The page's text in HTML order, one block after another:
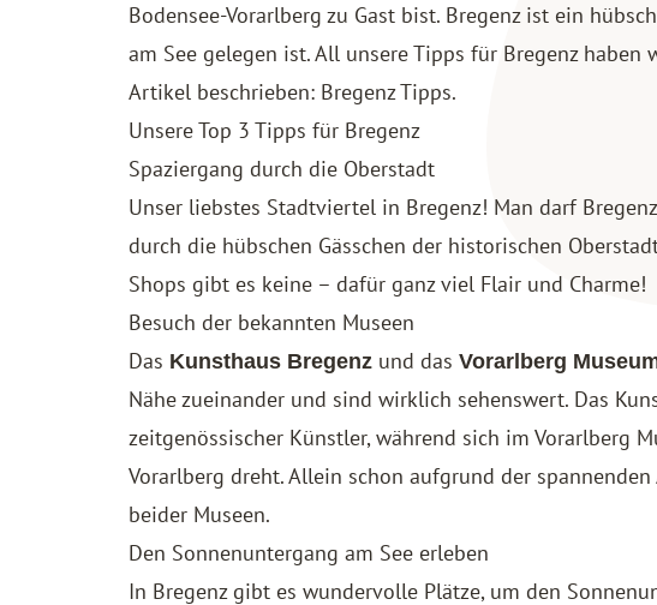
Bodensee-Vorarlberg zu Gast bist. Bregenz ist ein
am See gelegen ist. All unsere Tipps für Bregenz
Artikel beschrieben: Bregenz Tipps.
Unsere Top 3 Tipps für Bregenz
Spaziergang durch die Oberstadt
Unser liebstes Stadtviertel in Bregenz! Man darf
durch die hübschen Gässchen der historischen
Shops gibt es keine – dafür ganz viel Flair und Charme!
Besuch der bekannten Museen
Das Kunsthaus Bregenz und dasVorarlberg
Nähe zueinander und sind wirklich sehenswert. Das
zeitgenössischer Künstler, während sich im Vorarlberg
Vorarlberg dreht. Allein schon aufgrund der
beider Museen.
Den Sonnenuntergang am See erleben
In Bregenz gibt es wundervolle Plätze, um den